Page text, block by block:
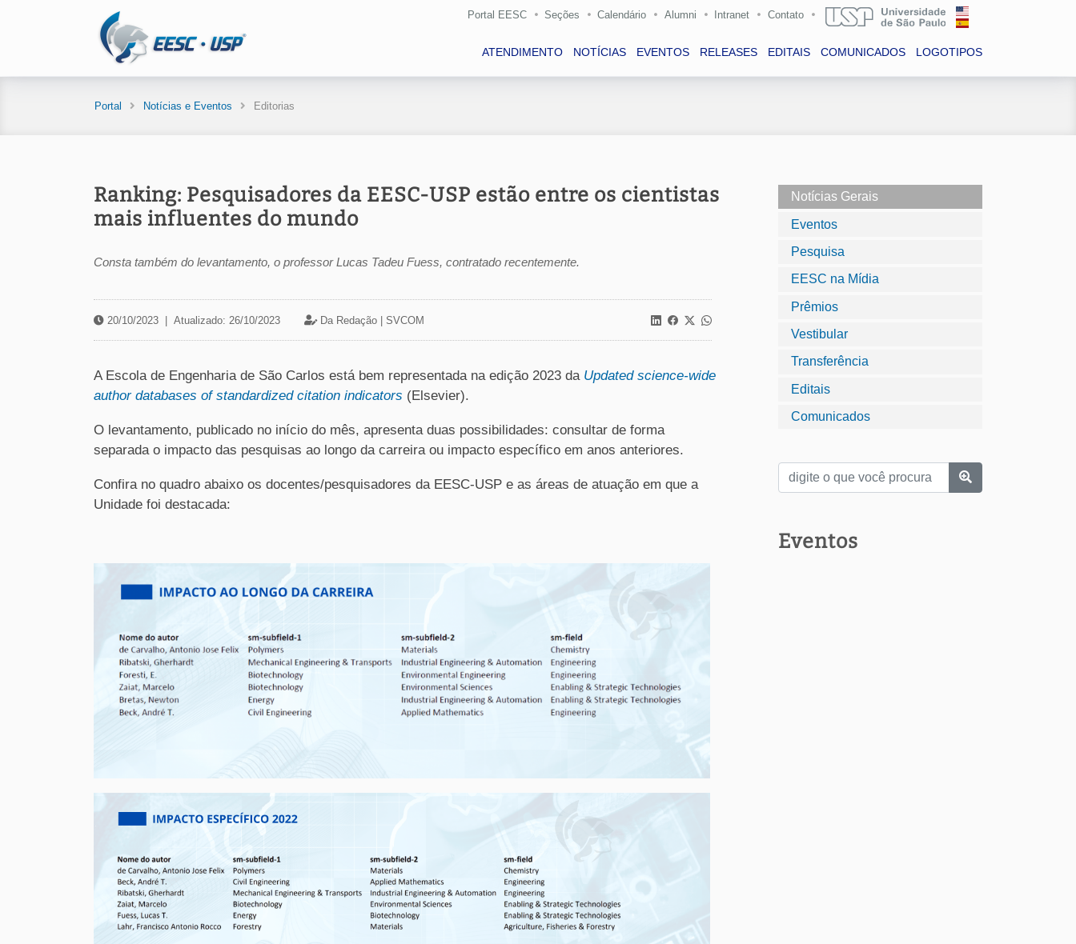
Portal EESC Seções Calendário Alumni Intranet Contato
ATENDIMENTO NOTÍCIAS EVENTOS RELEASES EDITAIS COMUNICADOS LOGOTIPOS
Portal Notícias e Eventos Editorias
Ranking: Pesquisadores da EESC-USP estão entre os cientistas
mais influentes do mundo
Consta também do levantamento, o professor Lucas Tadeu Fuess, contratado recentemente.
20/10/2023 Atualizado: 26/10/2023 Da Redação | SVCOM
A Escola de Engenharia de São Carlos está bem representada na edição 2023 da Updated science-wide
author databases of standardized citation indicators (Elsevier).
O levantamento, publicado no início do mês, apresenta duas possibilidades: consultar de forma
separada o impacto das pesquisas ao longo da carreira ou impacto específico em anos anteriores.
Confira no quadro abaixo os docentes/pesquisadores da EESC-USP e as áreas de atuação em que a
Unidade foi destacada:
Notícias Gerais
Eventos
Pesquisa
EESC na Mídia
Prêmios
Vestibular
Transferência
Editais
Comunicados
Eventos